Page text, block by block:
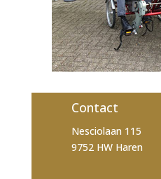
Contact
Nesciolaan 115
9752 HW Haren